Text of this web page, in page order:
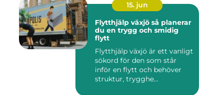
15. jun
Flytthjälp växjö så planerar
du en trygg och smidig
flytt
Flytthjälp växjö är ett vanligt
sökord för den som står
inför en flytt och behöver
struktur, trygghe...